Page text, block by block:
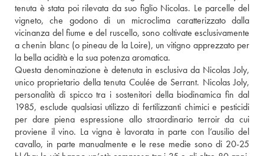
tenuta è stata poi rilevata da suo figlio Nicolas. Le parcelle del
vigneto, che godono di un microclima caratterizzato dalla
vicinanza del fiume e del ruscello, sono coltivate esclusivamente
a chenin blanc (o pineau de la Loire), un vitigno apprezzato per
la bella acidità e la sua potenza aromatica.
Questa denominazione è detenuta in esclusiva da Nicolas Joly,
unico proprietario della tenuta Coulée de Serrant. Nicolas Joly,
personalità di spicco tra i sostenitori della biodinamica fin dal
1985, esclude qualsiasi utilizzo di fertilizzanti chimici e pesticidi
per dare piena espressione allo straordinario terroir da cui
proviene il vino. La vigna è lavorata in parte con l’ausilio del
cavallo, in parte manualmente e le rese medie sono di 20-25